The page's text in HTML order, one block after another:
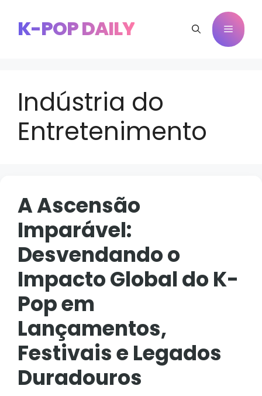
paraK-POP DAILY Menu
Indústria do
Entretenimento
A Ascensão
Imparável:
Desvendando o
Impacto Global do K-
Pop em
Lançamentos,
Festivais e Legados
Duradouros